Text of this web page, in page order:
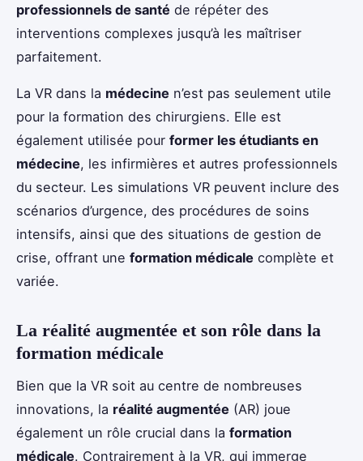
professionnels de santé de répéter des
interventions complexes jusqu’à les maîtriser
parfaitement.
La VR dans la médecine n’est pas seulement utile
pour la formation des chirurgiens. Elle est
également utilisée pour former les étudiants en
médecine, les infirmières et autres professionnels
du secteur. Les simulations VR peuvent inclure des
scénarios d’urgence, des procédures de soins
intensifs, ainsi que des situations de gestion de
crise, offrant une formation médicale complète et
variée.
La réalité augmentée et son rôle dans la
formation médicale
Bien que la VR soit au centre de nombreuses
innovations, la réalité augmentée (AR) joue
également un rôle crucial dans la formation
médicale. Contrairement à la VR, qui immerge